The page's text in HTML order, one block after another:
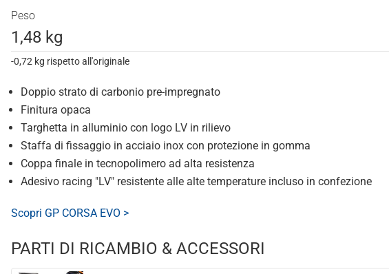
Peso
1,48 kg
-0,72 kg rispetto all'originale
Doppio strato di carbonio pre-impregnato
Finitura opaca
Targhetta in alluminio con logo LV in rilievo
Staffa di fissaggio in acciaio inox con protezione in gomma
Coppa finale in tecnopolimero ad alta resistenza
Adesivo racing "LV" resistente alle alte temperature incluso in confezione
Scopri GP CORSA EVO >
PARTI DI RICAMBIO & ACCESSORI